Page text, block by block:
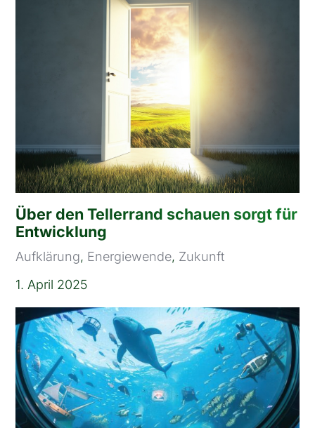
Über den Tellerrand schauen sorgt für
Entwicklung
Aufklärung, Energiewende, Zukunft
1. April 2025